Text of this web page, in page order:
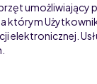
umożliwiający
którym
elektronicznej.